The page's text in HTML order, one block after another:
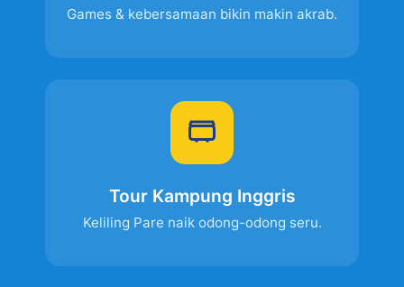
Games & kebersamaan bikin makin akrab.
Tour Kampung Inggris
Keliling Pare naik odong-odong seru.